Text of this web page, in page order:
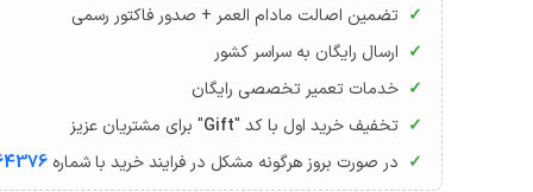
تضمین اصالت مادام العمر + صدور فاکتور رسمی
ارسال رایگان به سراسر کشور
خدمات تعمیر تخصصی رایگان
تخفیف خرید اول با کد "Gift" برای مشتریان عزیز
در صورت بروز هرگونه مشکل در فرایند خرید با شماره